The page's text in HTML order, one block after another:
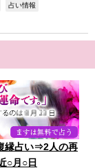
占い情報
縁占い⇒2人の再
○月○日